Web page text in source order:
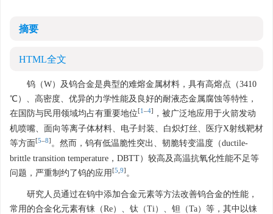
摘要
HTML全文
钨（W）及钨合金是典型的难熔金属材料，具有高熔点（3410
℃）、高密度、优异的力学性能及良好的耐液态金属腐蚀等特性，
在国防与民用领域均占有重要地位[1 –4]
，被广泛地应用于火箭发动
机喷嘴、面向等离子体材料、电子封装、白炽灯丝、医疗X射线靶材
等方面[5–8] 。然而，钨有低温脆性突出、韧脆转变温度（ductile-
brittle transition temperature，DBTT）较高及高温抗氧化性能不足等
问题，严重制约了钨的应用 [5 9] 。
研究人员通过在钨中添加合金元素等方法改善钨合金的性能，
常用的合金化元素有铼（Re）、钛（Ti）、钽（Ta）等，其中以铼